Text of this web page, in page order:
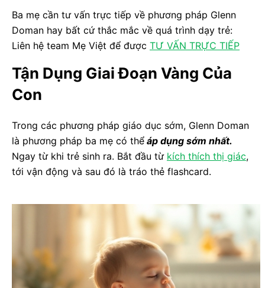
Ba mẹ cần tư vấn trực tiếp về phương pháp Glenn
Doman hay bất cứ thắc mắc về quá trình dạy trẻ:
Liên hệ team Mẹ Việt để được TƯ VẤN TRỰC TIẾP
Tận Dụng Giai Đoạn Vàng Của
Con
Trong các phương pháp giáo dục sớm, Glenn Doman
là phương pháp ba mẹ có thể áp dụng sớm nhất.
Ngay từ khi trẻ sinh ra. Bắt đầu từ kích thích thị giác,
tới vận động và sau đó là tráo thẻ flashcard.